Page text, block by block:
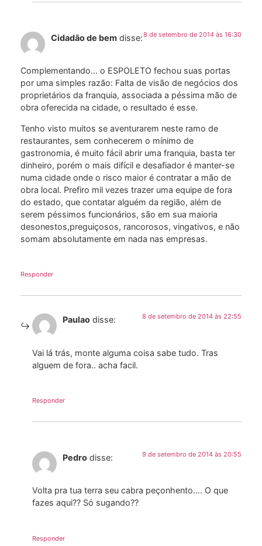
Cidadão de bem disse:8 de setembro de 2014 às 16:30
Complementando… o ESPOLETO fechou suas portas
por uma simples razão: Falta de visão de negócios dos
proprietários da franquia, associada a péssima mão de
obra oferecida na cidade, o resultado é esse.
Tenho visto muitos se aventurarem neste ramo de
restaurantes, sem conhecerem o mínimo de
gastronomia, é muito fácil abrir uma franquia, basta ter
dinheiro, porém o mais difícil e desafiador é manter-se
numa cidade onde o risco maior é contratar a mão de
obra local. Prefiro mil vezes trazer uma equipe de fora
do estado, que contatar alguém da região, além de
serem péssimos funcionários, são em sua maioria
desonestos,preguiçosos, rancorosos, vingativos, e não
somam absolutamente em nada nas empresas.
Responder
Paulao disse: 8 de setembro de 2014 às 22:55
Vai lá trás, monte alguma coisa sabe tudo. Tras
alguem de fora.. acha facil.
Responder
Pedro disse: 9 de setembro de 2014 às 20:55
Volta pra tua terra seu cabra peçonhento…. O que
fazes aqui?? Só sugando??
Responder